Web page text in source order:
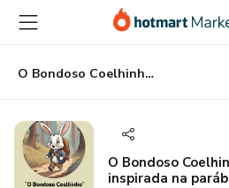
para
conteúdo
principal
para
pagamento
para
rodapé
O Bondoso Coelhinho, uma história inspirada na parábola do Bom Samaritano
O Bondoso
inspirada na